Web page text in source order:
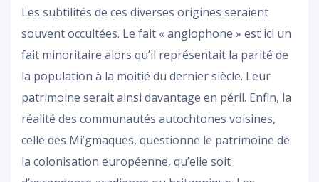
Les subtilités de ces diverses origines seraient
souvent occultées. Le fait « anglophone » est ici un
fait minoritaire alors qu’il représentait la parité de
la population à la moitié du dernier siècle. Leur
patrimoine serait ainsi davantage en péril. Enfin, la
réalité des communautés autochtones voisines,
celle des Mi’gmaques, questionne le patrimoine de
la colonisation européenne, qu’elle soit